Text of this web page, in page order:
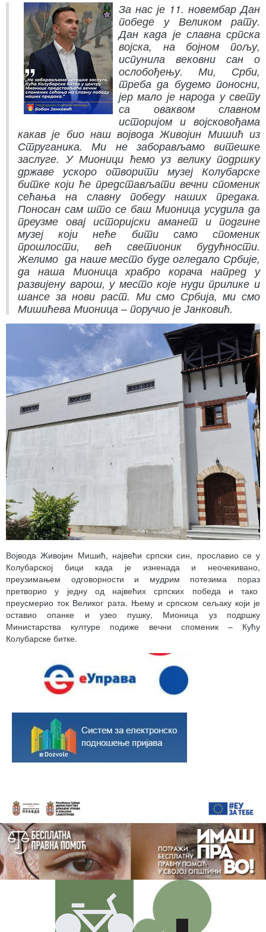
За нас је 11. новембар Дан
победе у Великом рату.
Дан када је славна српска
војска, на бојном пољу,
испунила вековни сан о
ослобођењу. Ми, Срби,
треба да будемо поносни,
јер мало је народа у свету
са оваквом славном
историјом и војсковођама
какав је био наш војвода Живојин Мишић из
Струганика. Ми не заборављамо витешке
заслуге. У Мионици ћемо уз велику подршку
државе ускоро отворити музеј Колубарске
битке који ће представљати вечни споменик
сећања на славну победу наших предака.
Поносан сам што се баш Мионица усудила да
преузме овај историјски аманет и подгине
музеј који неће бити само споменик
прошлости, већ светионик будућности.
Желимо да наше место буде огледало Србије,
да наша Мионица храбро корача напред у
развијену варош, у место које нуди прилике и
шансе за нови раст. Ми смо Србија, ми смо
Мишићева Мионица – поручио је Јанковић.
Војвода Живојин Мишић, највећи српски син, прославио се у
Колубарској бици када је изненада и неочекивано,
преузимањем одговорности и мудрим потезима пораз
претворио у једну од највећих српских победа и тако
преусмерио ток Великог рата. Њему и српском сељаку који је
оставио опанке и узео пушку, Мионица уз подршку
Министарства културе подиже вечни споменик – Кућу
Колубарске битке.